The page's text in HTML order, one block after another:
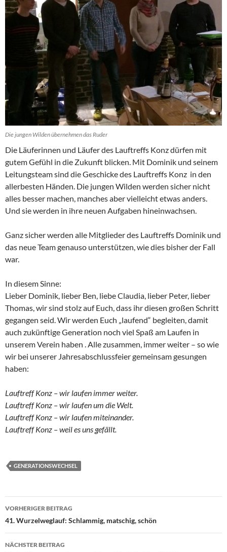
Die jungen Wilden übernehmen das Ruder
Die Läuferinnen und Läufer des Lauftreffs Konz dürfen mit
gutem Gefühl in die Zukunft blicken. Mit Dominik und seinem
Leitungsteam sind die Geschicke des Lauftreffs Konz in den
allerbesten Händen. Die jungen Wilden werden sicher nicht
alles besser machen, manches aber vielleicht etwas anders.
Und sie werden in ihre neuen Aufgaben hineinwachsen.
Ganz sicher werden alle Mitglieder des Lauftreffs Dominik und
das neue Team genauso unterstützen, wie dies bisher der Fall
war.
In diesem Sinne:
Lieber Dominik, lieber Ben, liebe Claudia, lieber Peter, lieber
Thomas, wir sind stolz auf Euch, dass ihr diesen großen Schritt
gegangen seid. Wir werden Euch „laufend“ begleiten, damit
auch zukünftige Generation noch viel Spaß am Laufen in
unserem Verein haben . Alle zusammen, immer weiter – so wie
wir bei unserer Jahresabschlussfeier gemeinsam gesungen
haben:
Lauftreff Konz – wir laufen immer weiter.
Lauftreff Konz – wir laufen um die Welt.
Lauftreff Konz – wir laufen miteinander.
Lauftreff Konz – weil es uns gefällt.
GENERATIONSWECHSEL
Beitragsnavigation
VORHERIGER BEITRAG
41. Wurzelweglauf: Schlammig, matschig, schön
NÄCHSTER BEITRAG